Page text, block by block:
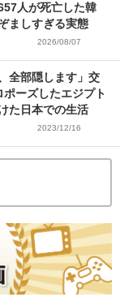
人が死亡した韓
ましすぎる実態
2026/08/07
全部隠します」交
ーズしたエジプト
た日本での生活
2023/12/16